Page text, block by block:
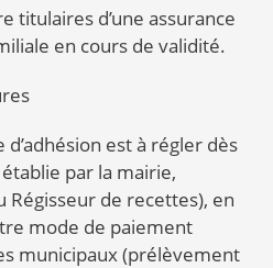
titulaires d’une assurance
en cours de validité.
est à régler dès
par la mairie,
Régisseur de recettes), en
mode de paiement
municipaux (prélèvement